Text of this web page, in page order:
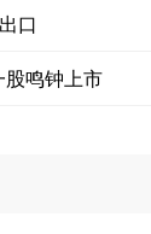
口
鸣钟上市